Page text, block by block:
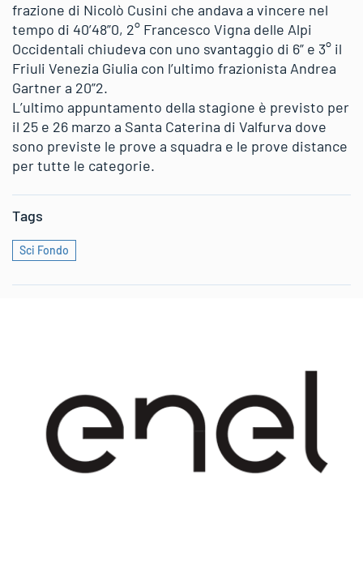
frazione di Nicolò Cusini che andava a vincere nel
tempo di 40’48”0, 2° Francesco Vigna delle Alpi
Occidentali chiudeva con uno svantaggio di 6” e 3° il
Friuli Venezia Giulia con l’ultimo frazionista Andrea
Gartner a 20”2.
L’ultimo appuntamento della stagione è previsto per
il 25 e 26 marzo a Santa Caterina di Valfurva dove
sono previste le prove a squadra e le prove distance
per tutte le categorie.
Tags
Sci Fondo